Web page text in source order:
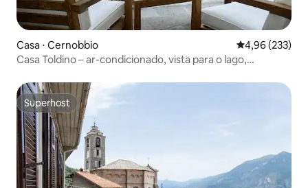
Casa ⋅ Cernobbio 4,96 de uma
4,96 (233)
Casa Toldino – ar-condicionado, vista para o lago,
Superhost
Superhost